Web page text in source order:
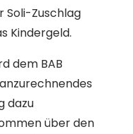
Soli-Zuschlag
Kindergeld.
dem BAB
dazu
über den